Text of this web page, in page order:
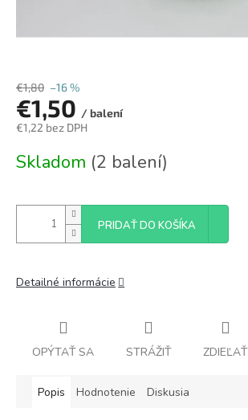
€1,80 –16 %
€1,50 / balení
€1,22 bez DPH
cena:
Skladom (2 balení)
PRIDAŤ DO KOŠÍKA
Detailné informácie
OPÝTAŤ SA STRÁŽIŤ ZDIEĽAŤ
Popis Hodnotenie Diskusia